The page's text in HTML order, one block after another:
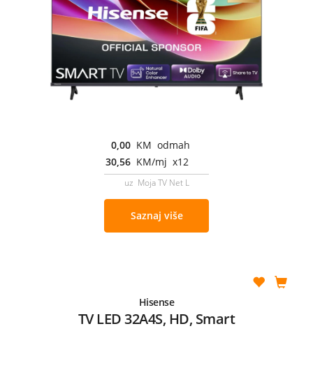
0,00 KM odmah
30,56 KM/mj x12
uz Moja TV Net L
Saznaj više
Hisense
TV LED 32A4S, HD, Smart